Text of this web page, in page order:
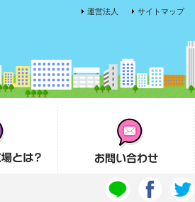
サイトマップ
運営法人
お問い合わせ